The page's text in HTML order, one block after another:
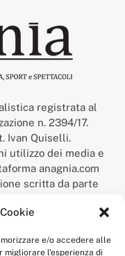
e/o accedere alle
migliorare l'esperienza di
registrata al
n. 2394/17.
Ivan Quiselli.
utilizzo dei media e
anagnia.com
scritta da parte
l’Ufficio Italiano